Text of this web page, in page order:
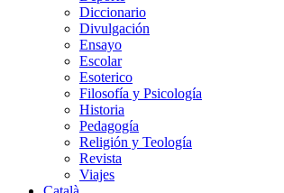
Diccionario
Divulgación
Ensayo
Escolar
Esoterico
Filosofía y Psicología
Historia
Pedagogía
Religión y Teología
Revista
Viajes